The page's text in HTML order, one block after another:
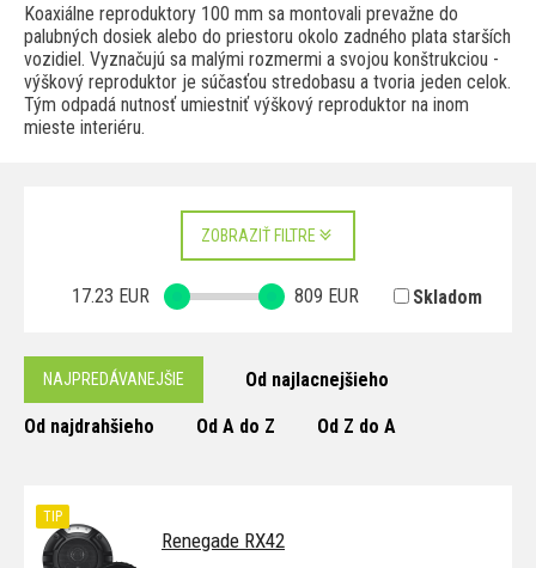
Koaxiálne reproduktory 100 mm sa montovali prevažne do
palubných dosiek alebo do priestoru okolo zadného plata starších
vozidiel. Vyznačujú sa malými rozmermi a svojou konštrukciou -
výškový reproduktor je súčasťou stredobasu a tvoria jeden celok.
Tým odpadá nutnosť umiestniť výškový reproduktor na inom
mieste interiéru.
ZOBRAZIŤ FILTRE
17.23 EUR 809 EUR Skladom
NAJPREDÁVANEJŠIE Od najlacnejšieho
Od najdrahšieho Od A do Z Od Z do A
Renegade RX42
TIP